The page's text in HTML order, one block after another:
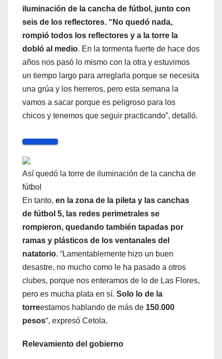
iluminación de la cancha de fútbol, junto con
seis de los reflectores. “No quedó nada,
rompió todos los reflectores y a la torre la
dobló al medio. En la tormenta fuerte de hace dos
años nos pasó lo mismo con la otra y estuvimos
un tiempo largo para arreglarla porque se necesita
una grúa y los herreros, pero esta semana la
vamos a sacar porque es peligroso para los
chicos y tenemos que seguir practicando”, detalló.
Así quedó la torre de iluminación de la cancha de
fútbol
En tanto, en la zona de la pileta y las canchas
de fútbol 5, las redes perimetrales se
rompieron, quedando también tapadas por
ramas y plásticos de los ventanales del
natatorio. “Lamentablemente hizo un buen
desastre, no mucho como le ha pasado a otros
clubes, porque nos enteramos de lo de Las Flores,
pero es mucha plata en sí. Solo lo de la
torreestamos hablando de más de 150.000
pesos“, expresó Cetola.
Relevamiento del gobierno